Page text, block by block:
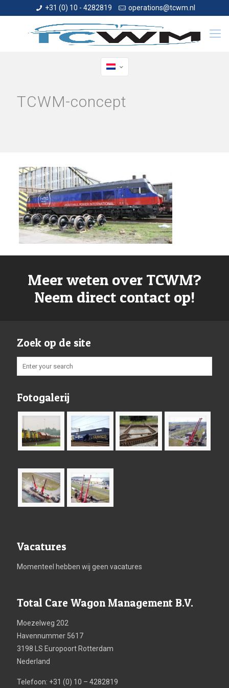
+31 (0) 10 - 4282819 operations@tcwm.nl
TCWM-concept
Meer weten over TCWM?
Neem direct contact op!
Zoek op de site
Fotogalerij
Vacatures
Momenteel hebben wij geen vacatures
Total Care Wagon Management B.V.
Moezelweg 202
Havennummer 5617
3198 LS Europoort Rotterdam
Nederland
Telefoon: +31 (0) 10 – 4282819